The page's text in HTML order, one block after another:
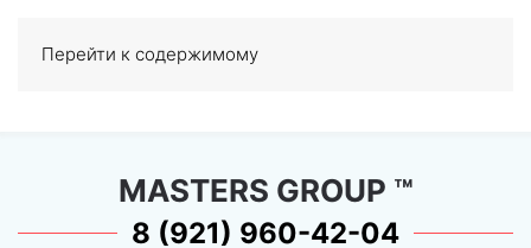
Перейти к содержимому
0
MASTERS GROUP ™
8 (921) 960-42-04